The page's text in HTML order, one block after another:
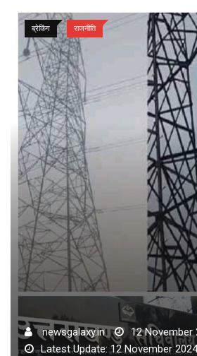
ब्रेकिंग राजनीति
newsgalaxy.in
12 November
Latest Update: 12 November